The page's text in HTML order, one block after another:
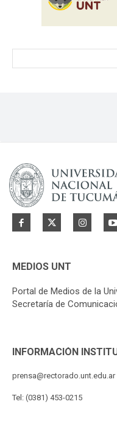
MEDIOS UNT
Portal de Medios de la
Secretaría de
INFORMACIÓN
prensa@rectorado.unt.edu.ar
Tel: (0381) 453-0215